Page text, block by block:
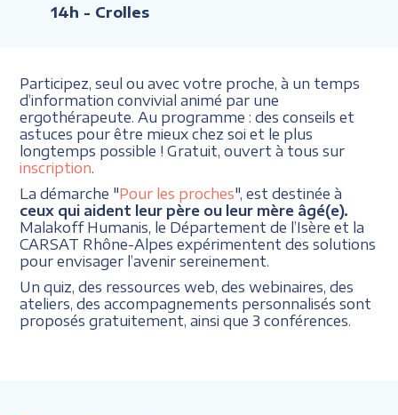
14h - Crolles
Participez, seul ou avec votre proche, à un temps
d’information convivial animé par une
ergothérapeute. Au programme : des conseils et
astuces pour être mieux chez soi et le plus
longtemps possible ! Gratuit, ouvert à tous sur
inscription
La démarche "Pour les proches", est destinée à
ceux qui aident leur père ou leur mère âgé(e).
Malakoff Humanis, le Département de l’Isère et la
CARSAT Rhône-Alpes expérimentent des solutions
pour envisager l’avenir sereinement.
Un quiz, des ressources web, des webinaires, des
ateliers, des accompagnements personnalisés sont
proposés gratuitement, ainsi que 3 conférences.